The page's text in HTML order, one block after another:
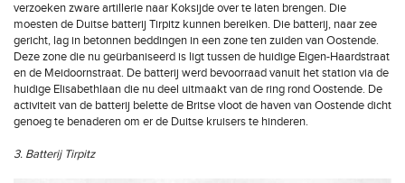
verzoeken zware artillerie naar Koksijde over te laten brengen. Die
moesten de Duitse batterij Tirpitz kunnen bereiken. Die batterij, naar zee
gericht, lag in betonnen beddingen in een zone ten zuiden van Oostende.
Deze zone die nu geürbaniseerd is ligt tussen de huidige Eigen-Haardstraat
en de Meidoornstraat. De batterij werd bevoorraad vanuit het station via de
huidige Elisabethlaan die nu deel uitmaakt van de ring rond Oostende. De
activiteit van de batterij belette de Britse vloot de haven van Oostende dicht
genoeg te benaderen om er de Duitse kruisers te hinderen.
3. Batterij Tirpitz